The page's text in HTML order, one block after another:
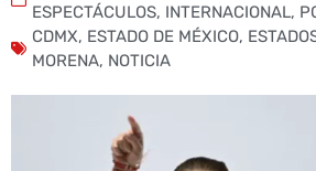
ESPECTÁCULOS, INTERNACIONAL,
CDMX, ESTADO DE MÉXICO,
MORENA, NOTICIA